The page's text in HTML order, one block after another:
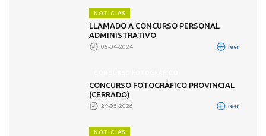
NOTICIAS
LLAMADO A CONCURSO PERSONAL
ADMINISTRATIVO
08-04-2024 leer
CONCURSO FOTOGRÁFICO PROVINCIAL
(CERRADO)
29-05-2026 leer
NOTICIAS